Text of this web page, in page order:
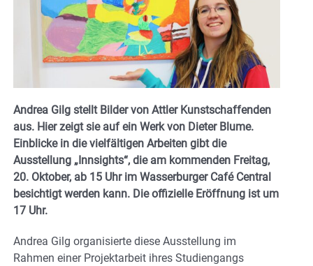
Andrea Gilg stellt Bilder von Attler Kunstschaffenden
aus. Hier zeigt sie auf ein Werk von Dieter Blume.
Einblicke in die vielfältigen Arbeiten gibt die
Ausstellung „Innsights“, die am kommenden Freitag,
20. Oktober, ab 15 Uhr im Wasserburger Café Central
besichtigt werden kann. Die offizielle Eröffnung ist um
17 Uhr.
Andrea Gilg organisierte diese Ausstellung im
Rahmen einer Projektarbeit ihres Studiengangs